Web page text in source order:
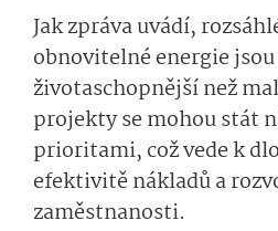
Jak zpráva uvádí,
obnovitelné energie
životaschopnější než
projekty se mohou stát
prioritami, což vede k
efektivitě nákladů a
zaměstnanosti.